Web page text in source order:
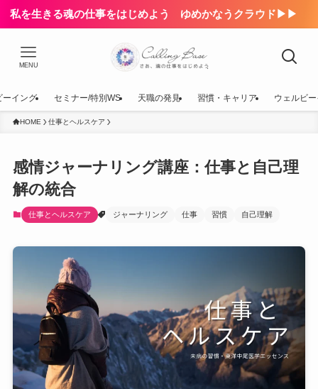
私を生きる魂の仕事をはじめよう ゆめかなうクラウド▶▶
MENU
ーイング セミナー/特別WS 天職の発見 習慣・キャリア ウェルビ
HOME 仕事とヘルスケア
感情ジャーナリング講座：仕事と自己理
解の統合
仕事とヘルスケア ジャーナリング 仕事 習慣 自己理解